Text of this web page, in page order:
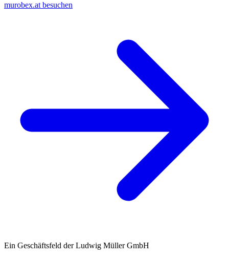
murobex.at besuchen
Ein Geschäftsfeld der Ludwig Müller GmbH